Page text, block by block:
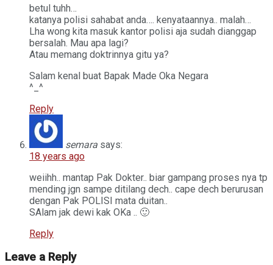
betul tuhh…
katanya polisi sahabat anda…. kenyataannya.. malah…
Lha wong kita masuk kantor polisi aja sudah dianggap
bersalah. Mau apa lagi?
Atau memang doktrinnya gitu ya?
Salam kenal buat Bapak Made Oka Negara
^_^
Reply
semara says:
18 years ago
weiihh.. mantap Pak Dokter.. biar gampang proses nya tp
mending jgn sampe ditilang dech.. cape dech berurusan
dengan Pak POLISI mata duitan..
SAlam jak dewi kak OKa .. 🙂
Reply
Leave a Reply